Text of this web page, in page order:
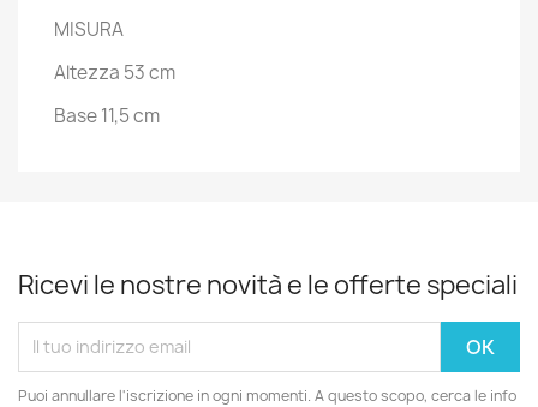
MISURA
Altezza 53 cm
Base 11,5 cm
Ricevi le nostre novità e le offerte speciali
Puoi annullare l'iscrizione in ogni momenti. A questo scopo, cerca le info